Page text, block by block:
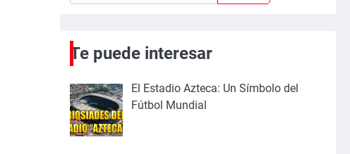
Te puede interesar
El Estadio Azteca: Un Símbolo del
Fútbol Mundial